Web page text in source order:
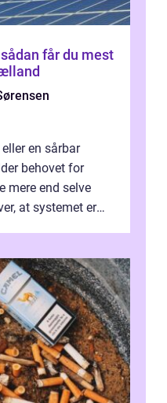
en sårbar
behovet for
mere end selve
at systemet er